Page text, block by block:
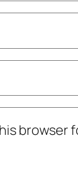
browser